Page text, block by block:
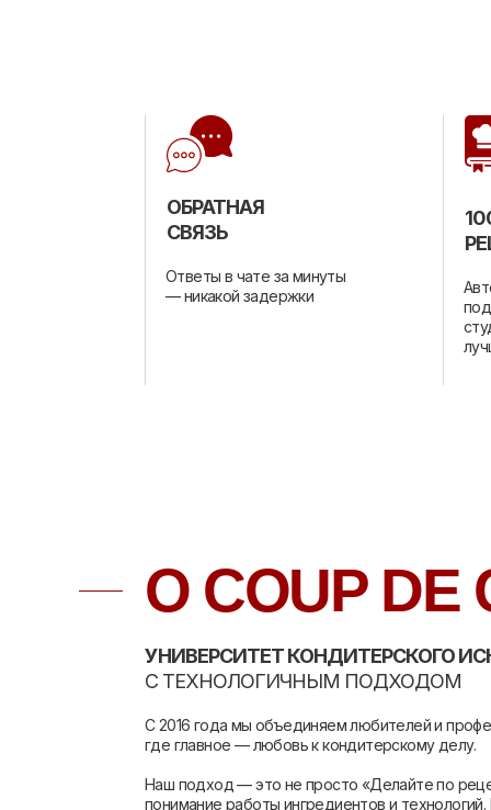
Ответы в чате за минуты
— никакой задержки
ОБРАТНАЯ
СВЯЗЬ
УНИВЕРСИТЕТ КОНДИТЕРСКОГО
С ТЕХНОЛОГИЧНЫМ ПОДХОДОМ
С 2016 года мы объединяем любителей и
где главное — любовь к кондитерскому делу.
Наш подход — это не просто «Делайте по
понимание работы ингредиентов и
О COUP DE